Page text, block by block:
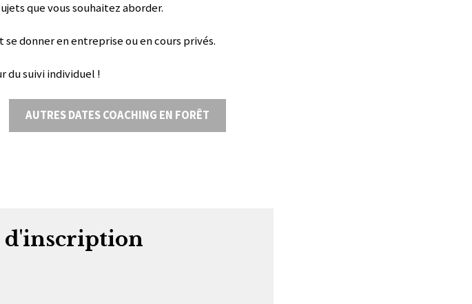
que vous souhaitez aborder.
donner en entreprise ou en cours privés.
du suivi individuel !
AUTRES DATES COACHING EN FORÊT